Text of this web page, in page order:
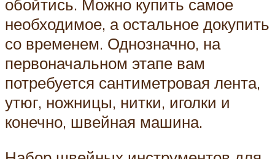
обойтись. Можно купить самое
необходимое, а остальное докупить
со временем. Однозначно, на
первоначальном этапе вам
потребуется сантиметровая лента,
утюг, ножницы, нитки, иголки и
конечно, швейная машина.